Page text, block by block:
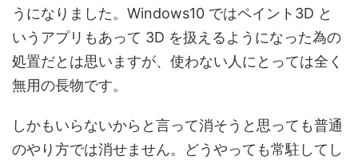
うになりました。Windows10 ではペイント3D と
いうアプリもあって 3D を扱えるようになった為の
処置だとは思いますが、使わない人にとっては全く
無用の長物です。
しかもいらないからと言って消そうと思っても普通
のやり方では消せません。どうやっても常駐してし